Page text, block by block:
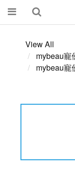
View All
mybeau寵
mybeau寵